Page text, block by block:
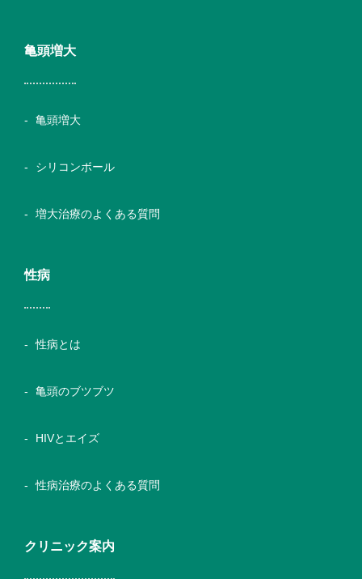
亀頭増大
亀頭増大
シリコンボール
増大治療のよくある質問
性病
性病とは
亀頭のブツブツ
HIVとエイズ
性病治療のよくある質問
クリニック案内